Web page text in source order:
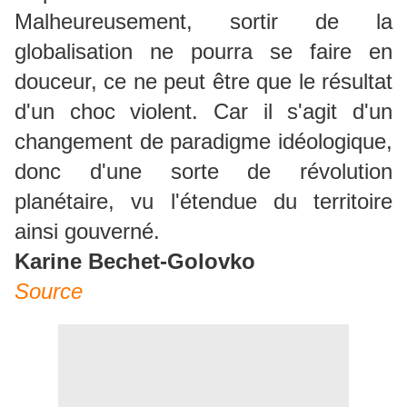
Malheureusement, sortir de la
globalisation ne pourra se faire en
douceur, ce ne peut être que le résultat
d'un choc violent. Car il s'agit d'un
changement de paradigme idéologique,
donc d'une sorte de révolution
planétaire, vu l'étendue du territoire
ainsi gouverné.
Karine Bechet-Golovko
Source